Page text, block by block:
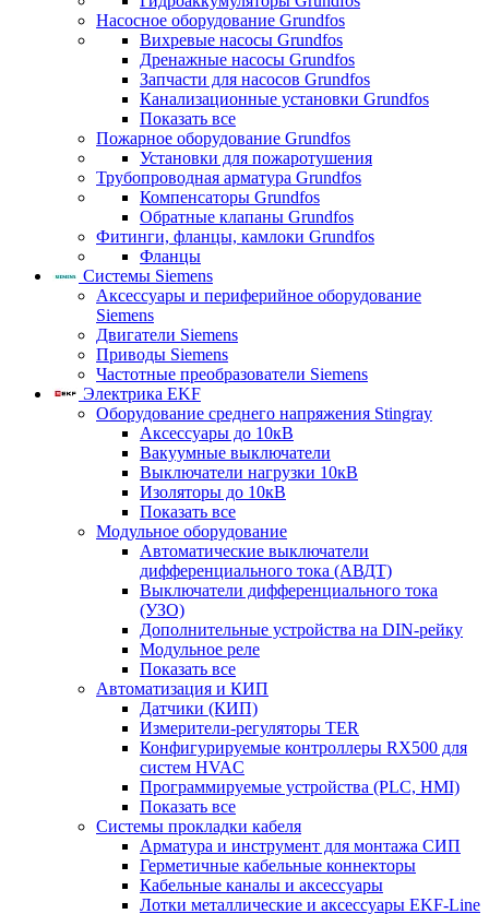
Насосное оборудование Grundfos
Вихревые насосы Grundfos
Дренажные насосы Grundfos
Запчасти для насосов Grundfos
Канализационные установки Grundfos
Показать все
Пожарное оборудование Grundfos
Установки для пожаротушения
Трубопроводная арматура Grundfos
Компенсаторы Grundfos
Обратные клапаны Grundfos
Фитинги, фланцы, камлоки Grundfos
Фланцы
Системы Siemens
Аксессуары и периферийное оборудование
Siemens
Двигатели Siemens
Приводы Siemens
Частотные преобразователи Siemens
Электрика EKF
Оборудование среднего напряжения Stingray
Аксессуары до 10кВ
Вакуумные выключатели
Выключатели нагрузки 10кВ
Изоляторы до 10кВ
Показать все
Модульное оборудование
Автоматические выключатели
дифференциального тока (АВДТ)
Выключатели дифференциального тока
(УЗО)
Дополнительные устройства на DIN-рейку
Модульное реле
Показать все
Автоматизация и КИП
Датчики (КИП)
Измерители-регуляторы TER
Конфигурируемые контроллеры RX500 для
систем HVAC
Программируемые устройства (PLC, HMI)
Показать все
Системы прокладки кабеля
Арматура и инструмент для монтажа СИП
Герметичные кабельные коннекторы
Кабельные каналы и аксессуары
Лотки металлические и аксессуары EKF-Line